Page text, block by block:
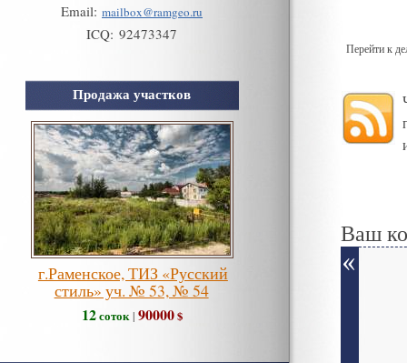
Email: mailbox@ramgeo.ru
ICQ: 92473347
Продажа участков
г.Раменское, ТИЗ «Русский
стиль» уч. № 53, № 54
12соток| 90000$
Перейти к
Ваш